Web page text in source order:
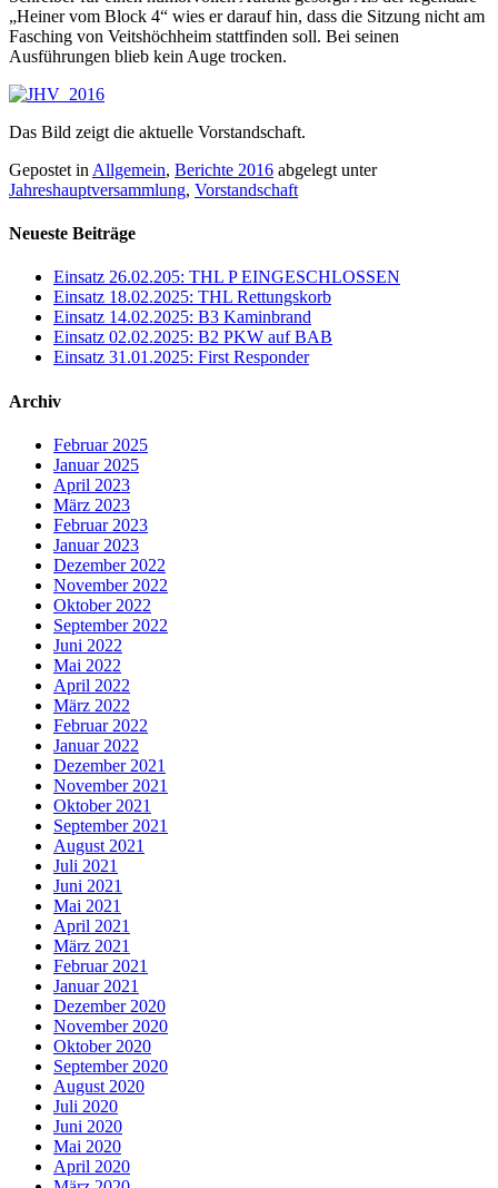
„Heiner vom Block 4“ wies er darauf hin, dass die Sitzung nicht am
Fasching von Veitshöchheim stattfinden soll. Bei seinen
Ausführungen blieb kein Auge trocken.
Das Bild zeigt die aktuelle Vorstandschaft.
Gepostet in Allgemein, Berichte 2016 abgelegt unter
Jahreshauptversammlung, Vorstandschaft
Neueste Beiträge
Einsatz 26.02.205: THL P EINGESCHLOSSEN
Einsatz 18.02.2025: THL Rettungskorb
Einsatz 14.02.2025: B3 Kaminbrand
Einsatz 02.02.2025: B2 PKW auf BAB
Einsatz 31.01.2025: First Responder
Archiv
Februar 2025
Januar 2025
April 2023
März 2023
Februar 2023
Januar 2023
Dezember 2022
November 2022
Oktober 2022
September 2022
Juni 2022
Mai 2022
April 2022
März 2022
Februar 2022
Januar 2022
Dezember 2021
November 2021
Oktober 2021
September 2021
August 2021
Juli 2021
Juni 2021
Mai 2021
April 2021
März 2021
Februar 2021
Januar 2021
Dezember 2020
November 2020
Oktober 2020
September 2020
August 2020
Juli 2020
Juni 2020
Mai 2020
April 2020